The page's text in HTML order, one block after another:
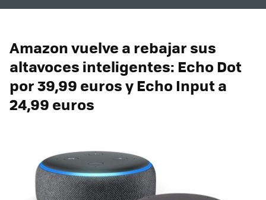
Amazon vuelve a rebajar sus
altavoces inteligentes: Echo Dot
por 39,99 euros y Echo Input a
24,99 euros